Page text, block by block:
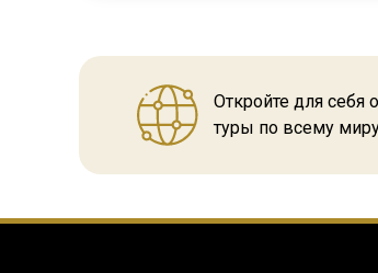
Откройте для себя
туры по всему